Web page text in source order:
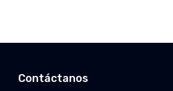
Contáctanos